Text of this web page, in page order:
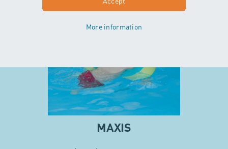
Accept
More information
MAXIS